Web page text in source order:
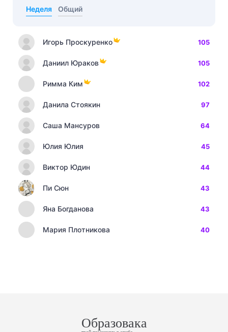
Неделя Общий
Игорь Проскуренко 105
Даниил Юраков 105
Римма Ким 102
Данила Стоякин 97
Саша Мансуров 64
Юлия Юлия 45
Виктор Юдин 44
Пи Сюн 43
Яна Богданова 43
Мария Плотникова 40
Образовака